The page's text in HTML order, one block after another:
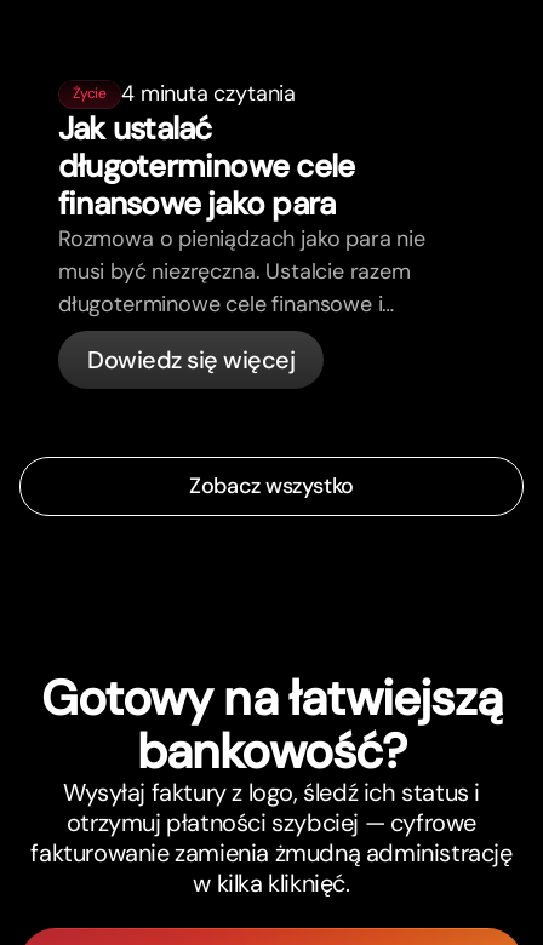
Życie 4 minuta czytania
Jak ustalać
długoterminowe cele
finansowe jako para
Rozmowa o pieniądzach jako para nie
musi być niezręczna. Ustalcie razem
długoterminowe cele finansowe i
poczujcie się bardziej zgodni.
Dowiedz się więcej
Zobacz wszystko
Gotowy na łatwiejszą
bankowość?
Wysyłaj faktury z logo, śledź ich status i
otrzymuj płatności szybciej — cyfrowe
fakturowanie zamienia żmudną administrację
w kilka kliknięć.